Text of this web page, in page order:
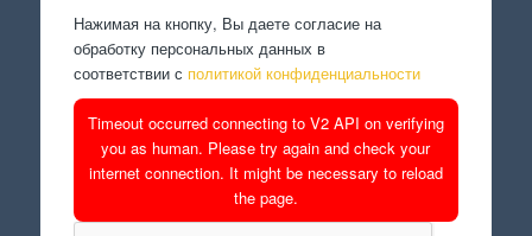
Нажимая на кнопку, Вы даете согласие на
обработку персональных данных в
соответствии с политикой конфиденциальности
Timeout occurred connecting to V2 API on verifying
you as human. Please try again and check your
internet connection. It might be necessary to reload
the page.